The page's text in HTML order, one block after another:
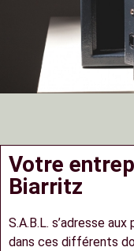
Votre
Biarritz
S.A.B.L. s’adresse
dans ces différents